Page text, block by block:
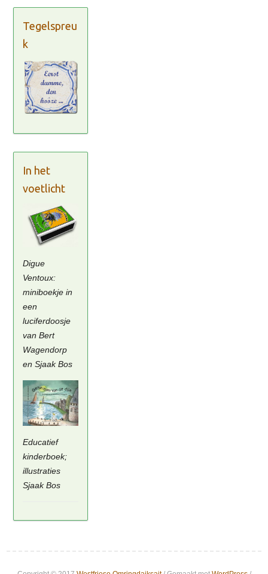
Tegelspreu
k
In het
voetlicht
Digue
Ventoux:
miniboekje in
een
luciferdoosje
van Bert
Wagendorp
en Sjaak Bos
Educatief
kinderboek;
illustraties
Sjaak Bos